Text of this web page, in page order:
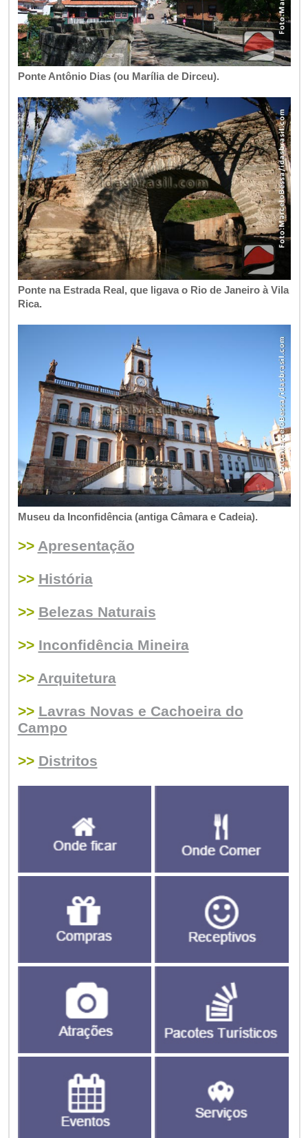
Ponte Antônio Dias (ou Marília de Dirceu).
Ponte na Estrada Real, que ligava o Rio de Janeiro à Vila
Rica.
Museu da Inconfidência (antiga Câmara e Cadeia).
>> Apresentação
>> História
>> Belezas Naturais
>> Inconfidência Mineira
>> Arquitetura
>> Lavras Novas e Cachoeira do
Campo
>> Distritos